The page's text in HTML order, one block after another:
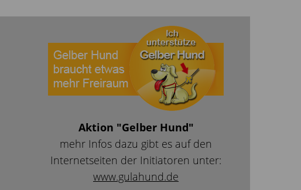
Aktion "Gelber Hund"
mehr Infos dazu gibt es auf den
Internetseiten der Initiatoren unter:
www.gulahund.de